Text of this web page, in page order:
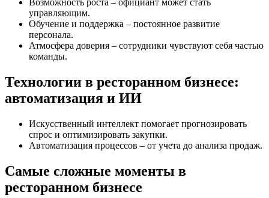
Возможность роста – официант может стать
управляющим.
Обучение и поддержка – постоянное развитие
персонала.
Атмосфера доверия – сотрудники чувствуют себя частью
команды.
Технологии в ресторанном бизнесе:
автоматизация и ИИ
Искусственный интеллект помогает прогнозировать
спрос и оптимизировать закупки.
Автоматизация процессов – от учета до анализа продаж.
Самые сложные моменты в
ресторанном бизнесе